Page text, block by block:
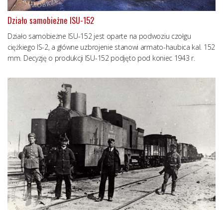
Działo samobieżne ISU-152
Działo samobieżne ISU-152 jest oparte na podwoziu czołgu
ciężkiego IS-2, a główne uzbrojenie stanowi armato-haubica kal. 152
mm. Decyzję o produkcji ISU-152 podjęto pod koniec 1943 r.